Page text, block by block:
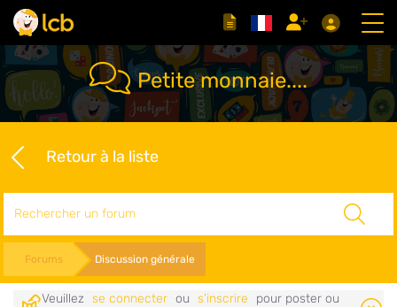
Petite monnaie....
Retour à la liste
Forums Discussion générale
Veuillez se connecter ou s'inscrire
pour poster ou